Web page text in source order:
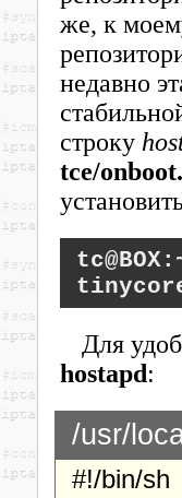
же, к
недавно
строку
tce/
Для
hostapd:
/usr/
#!/bin/sh